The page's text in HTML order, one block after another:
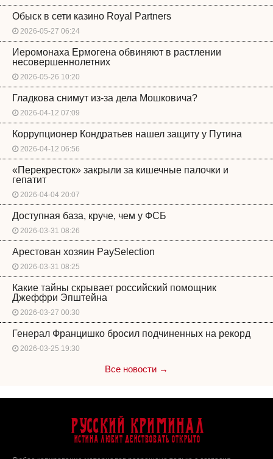
Обыск в сети казино Royal Partners
2026-05-27 06:24
Иеромонаха Ермогена обвиняют в растлении
несовершеннолетних
2026-05-26 10:20
Гладкова снимут из-за дела Мошковича?
2026-04-12 07:09
Коррупционер Кондратьев нашел защиту у Путина
2026-04-12 06:56
«Перекресток» закрыли за кишечные палочки и
гепатит
2026-04-04 20:07
Доступная база, круче, чем у ФСБ
2026-03-31 08:26
Арестован хозяин PaySelection
2026-03-31 08:25
Какие тайны скрывает российский помощник
Джеффри Эпштейна
2026-03-27 00:30
Генерал Францишко бросил подчиненных на рекорд
2026-03-25 19:30
Все новости →
Русский Криминал
Истина любит действовать открыто